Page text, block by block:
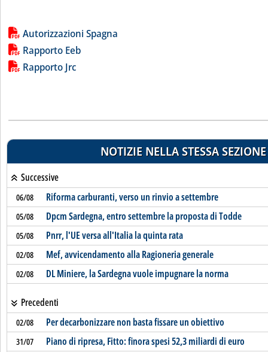
Lista allegati PDF alla notizia
Autorizzazioni Spagna
Rapporto Eeb
Rapporto Jrc
NOTIZIE NELLA STESSA SEZIONE
Successive
06/08 Riforma carburanti, verso un rinvio a settembre
05/08 Dpcm Sardegna, entro settembre la proposta di Todde
05/08 Pnrr, l'UE versa all'Italia la quinta rata
02/08 Mef, avvicendamento alla Ragioneria generale
02/08 DL Miniere, la Sardegna vuole impugnare la norma
Precedenti
02/08 Per decarbonizzare non basta fissare un obiettivo
31/07 Piano di ripresa, Fitto: finora spesi 52,3 miliardi di euro